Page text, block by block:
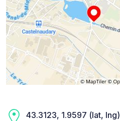
43.3123, 1.9597 (lat, lng)